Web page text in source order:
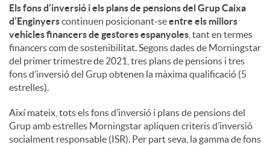
Els fons d’inversió i els plans de pensions del Grup Caixa
d’Enginyerscontinuen posicionant-seentre els millors
vehicles financers de gestores espanyoles , tant en termes
financers com de sostenibilitat. Segons dades de Morningstar
del primer trimestre de 2021, tres plans de pensions i tres
fons d’inversió del Grup obtenen la màxima qualificació (5
estrelles).
Així mateix, tots els fons d’inversió i plans de pensions del
Grup amb estrelles Morningstar apliquen criteris d’inversió
socialment responsable (ISR). Per part seva, la gamma de fons